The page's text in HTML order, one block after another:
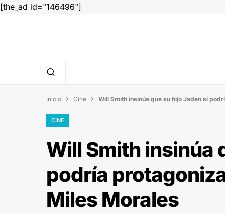
[the_ad id="146496"]
Inicio  Cine  Will Smith insinúa que su hijo Jaden sí
CINE
Will Smith insinúa
podría
Miles Morales